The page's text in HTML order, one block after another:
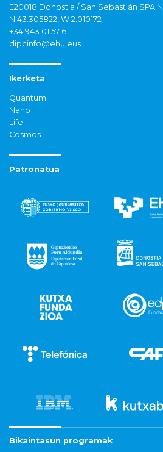
E20018 Donostia / San Sebastián SPAIN
N 43.305822, W 2.010172
+34 943 01 57 61
dipcinfo@ehu.eus
Ikerketa
Quantum
Nano
Life
Cosmos
Patronatua
Bikaintasun programak